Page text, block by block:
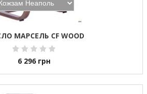
МАРСЕЛЬ CF WOOD
6 296 грн